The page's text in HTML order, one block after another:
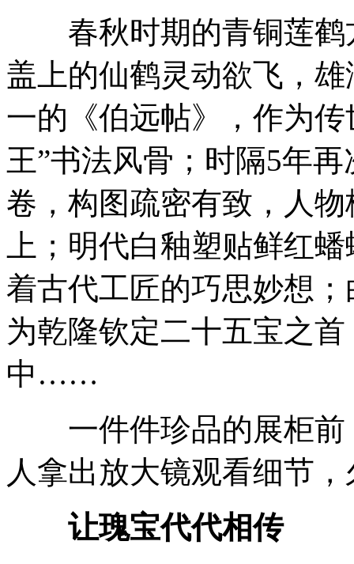
春秋时期的青铜莲鹤
盖上的仙鹤灵动欲飞，
一的《伯远帖》，作为
王”书法风骨；时隔5年
卷，构图疏密有致，人
上；明代白釉塑贴鲜红
着古代工匠的巧思妙想
为乾隆钦定二十五宝之
中……
一件件珍品的展柜前
人拿出放大镜观看细节
让瑰宝代代相传